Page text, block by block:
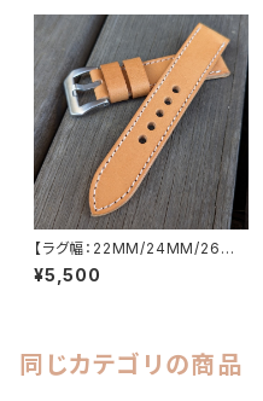
【ラグ幅：22MM/24MM/26M
M対応】【一枚革/SP-1PNA】ハ
ンドメイド レザーベルト 国産な
¥5,500
同じカテゴリの商品